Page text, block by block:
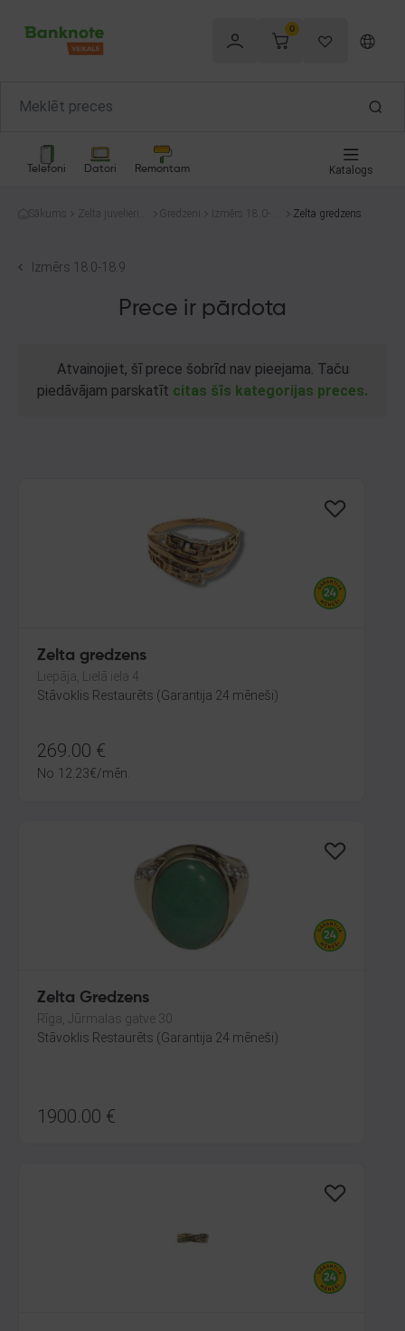
0
Telefoni Datori Remontam Katalogs
Sākums
Zelta juvelierizs
Gredzeni
Izmērs 18.0-1
Zelta gredzens
Izmērs 18.0-18.9
Prece ir pārdota
Atvainojiet, šī prece šobrīd nav pieejama. Taču
piedāvājam parskatīt citas šīs kategorijas preces.
Zelta gredzens
Liepāja, Lielā iela 4
Stāvoklis Restaurēts (Garantija 24 mēneši)
269.00 €
No 12.23€/mēn.
Zelta Gredzens
Rīga, Jūrmalas gatve 30
Stāvoklis Restaurēts (Garantija 24 mēneši)
1900.00 €